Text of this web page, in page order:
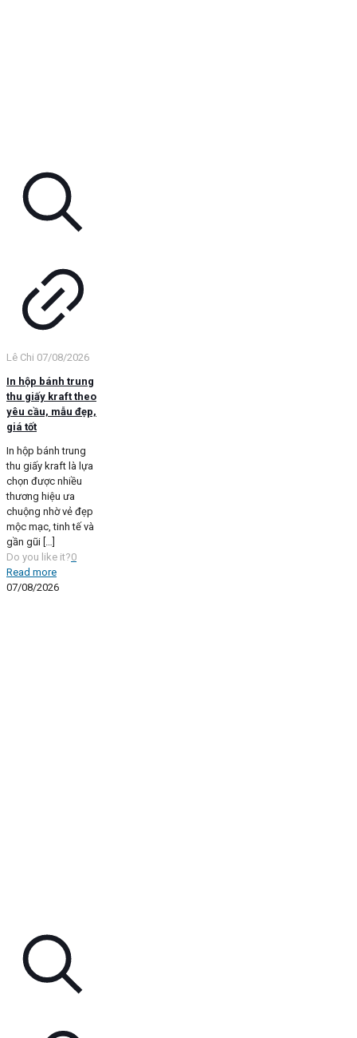
Lê Chi 07/08/2026
In hộp bánh trung
thu giấy kraft theo
yêu cầu, mẫu đẹp,
giá tốt
In hộp bánh trung
thu giấy kraft là lựa
chọn được nhiều
thương hiệu ưa
chuộng nhờ vẻ đẹp
mộc mạc, tinh tế và
gần gũi
Do you like it?0
Read more
07/08/2026